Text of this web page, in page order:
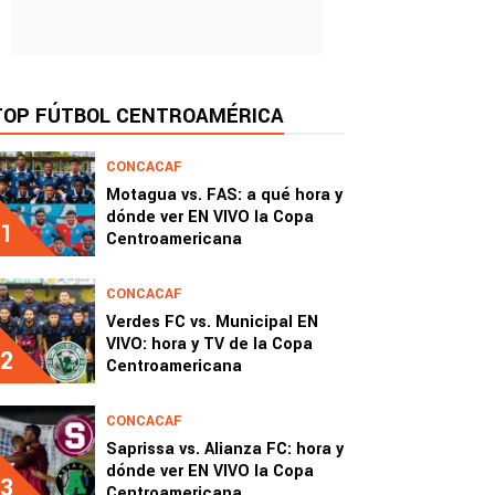
FÚTBOL CENTROAMÉRICA
1
CONCACAF
Motagua vs. FAS: a qué hora y
dónde ver EN VIVO la Copa
Centroamericana
2
CONCACAF
Verdes FC vs. Municipal EN
VIVO: hora y TV de la Copa
Centroamericana
CONCACAF
Saprissa vs. Alianza FC: hora y
dónde ver EN VIVO la Copa